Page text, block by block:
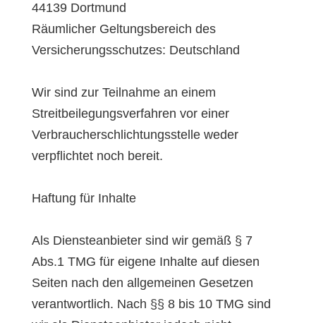
44139 Dortmund
Räumlicher Geltungsbereich des
Versicherungsschutzes: Deutschland
Wir sind zur Teilnahme an einem
Streitbeilegungsverfahren vor einer
Verbraucherschlichtungsstelle weder
verpflichtet noch bereit.
Haftung für Inhalte
Als Diensteanbieter sind wir gemäß § 7
Abs.1 TMG für eigene Inhalte auf diesen
Seiten nach den allgemeinen Gesetzen
verantwortlich. Nach §§ 8 bis 10 TMG sind